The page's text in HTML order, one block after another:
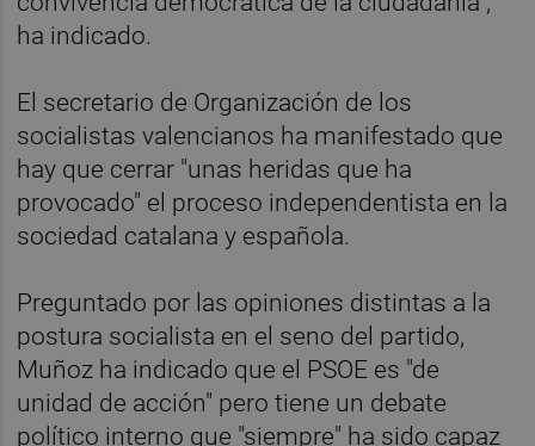
ha indicado.
El secretario de Organización de los
socialistas valencianos ha manifestado que
hay que cerrar "unas heridas que ha
provocado" el proceso independentista en la
sociedad catalana y española.
Preguntado por las opiniones distintas a la
postura socialista en el seno del partido,
Muñoz ha indicado que el PSOE es "de
unidad de acción" pero tiene un debate
político interno que "siempre" ha sido capaz